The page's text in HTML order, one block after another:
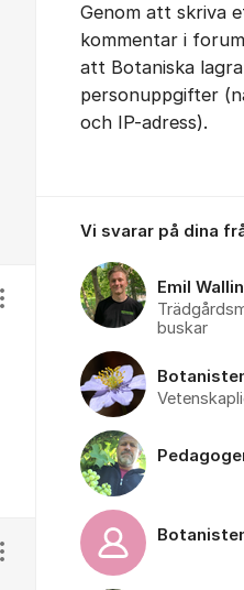
Visa/dölj inställningar för
Visa/dölj inställningar för inlägg/
Genom att skriva
kommentar i
att Botaniska
personuppgifter
och IP-adress).
Vi svarar på dina
Emil Wallin
buskar